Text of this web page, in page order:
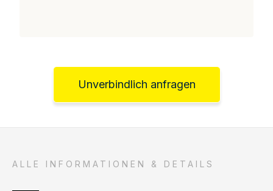
Unverbindlich anfragen
ALLE INFORMATIONEN & DETAILS